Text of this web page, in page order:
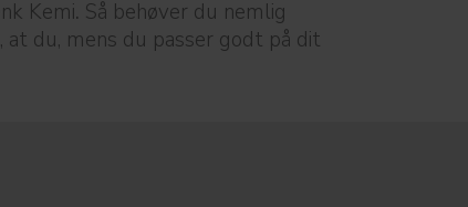
Kemi. Så behøver du nemlig
du, mens du passer godt på dit